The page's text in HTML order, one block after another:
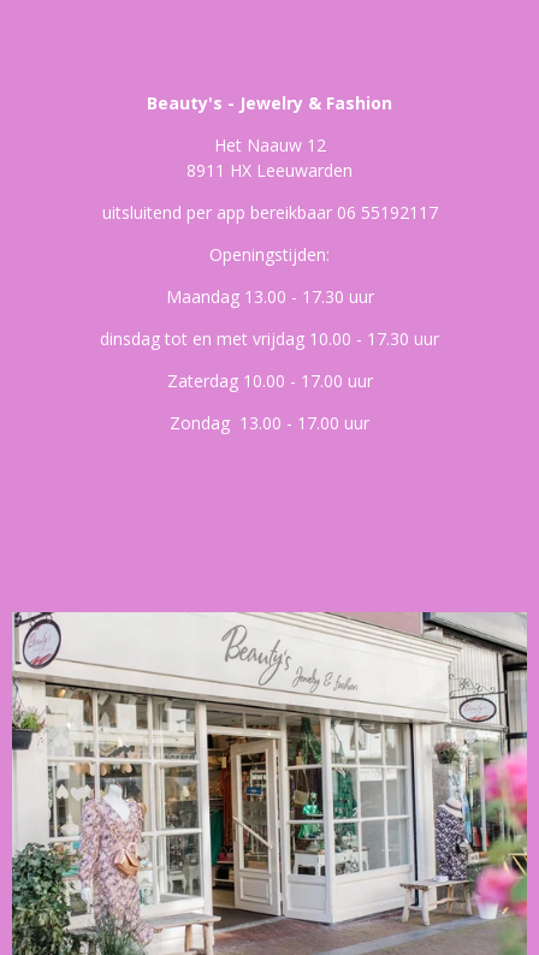
Beauty's - Jewelry & Fashion
Het Naauw 12
8911 HX Leeuwarden
uitsluitend per app bereikbaar 06 55192117
Openingstijden:
Maandag 13.00 - 17.30 uur
dinsdag tot en met vrijdag 10.00 - 17.30 uur
Zaterdag 10.00 - 17.00 uur
Zondag 13.00 - 17.00 uur